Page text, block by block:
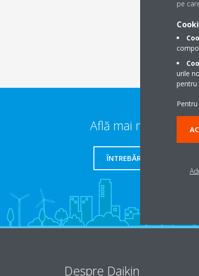
Află mai multe
ÎNTREBĂRI FRECVENTE
Despre Daikin
pe
urile
pentru